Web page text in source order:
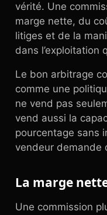
vérité. Une
marge nette, du
litiges et de la
dans l’exploitation
Le bon arbitrage
comme une
ne vend pas
vend aussi la
pourcentage sans
vendeur demande
La marge
Une commission